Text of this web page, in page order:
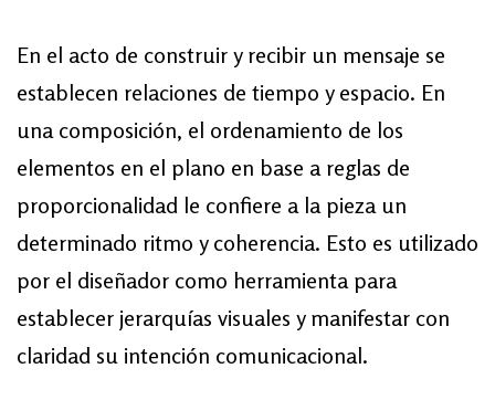
En el acto de construir y recibir un mensaje se
establecen relaciones de tiempo y espacio. En
una composición, el ordenamiento de los
elementos en el plano en base a reglas de
proporcionalidad le confiere a la pieza un
determinado ritmo y coherencia. Esto es utilizado
por el diseñador como herramienta para
establecer jerarquías visuales y manifestar con
claridad su intención comunicacional.